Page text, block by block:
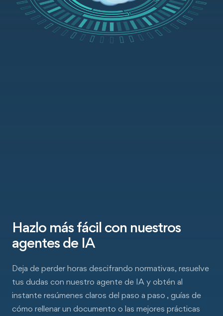
Hazlo más fácil con nuestros
agentes de IA
Deja de perder horas descifrando normativas, resuelve
tus dudas con nuestro agente de IA y obtén al
instante resúmenes claros del paso a paso , guías de
cómo rellenar un documento o las mejores prácticas